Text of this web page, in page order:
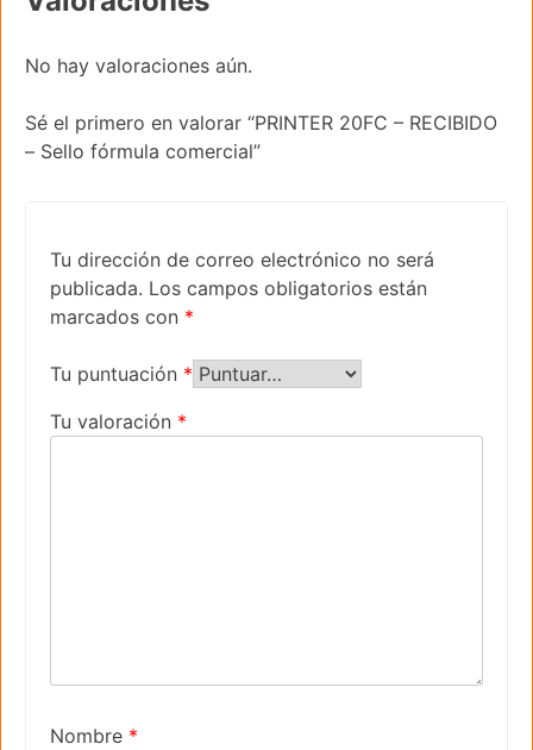
No hay valoraciones aún.
Sé el primero en valorar “PRINTER 20FC – RECIBIDO
– Sello fórmula comercial”
Tu dirección de correo electrónico no será
publicada. Los campos obligatorios están
marcados con *
Tu puntuación *
Tu valoración *
Nombre *